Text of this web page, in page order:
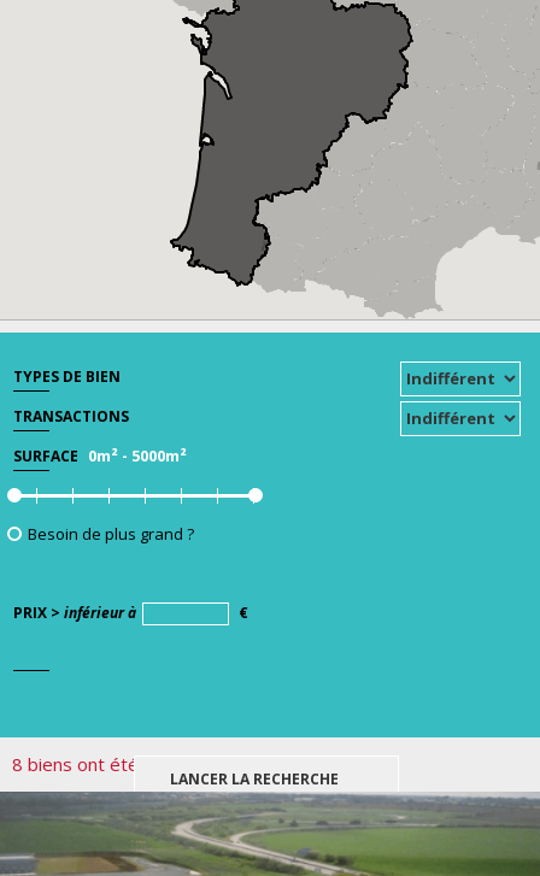
TYPES DE BIEN
TRANSACTIONS
SURFACE 0m² - 5000m²
Besoin de plus grand ?
PRIX > inférieur à €
8 biens ont été trouvés pour votre recherche.